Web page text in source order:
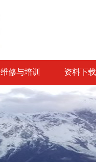
维修与培训 资料下载